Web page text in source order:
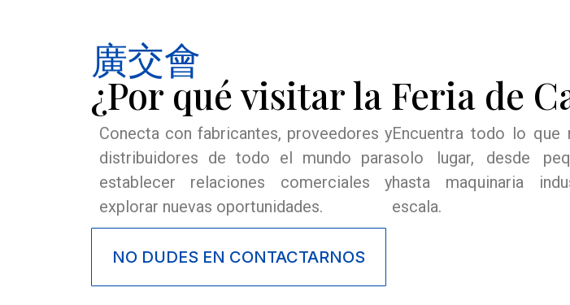
廣交會
¿Por qué visitar la Feria de
Conecta con fabricantes, proveedores y
distribuidores de todo el mundo para
establecer relaciones comerciales y
explorar nuevas oportunidades.
Encuentra todo lo que
solo lugar, desde
hasta maquinaria
escala.
NO DUDES EN CONTACTARNOS